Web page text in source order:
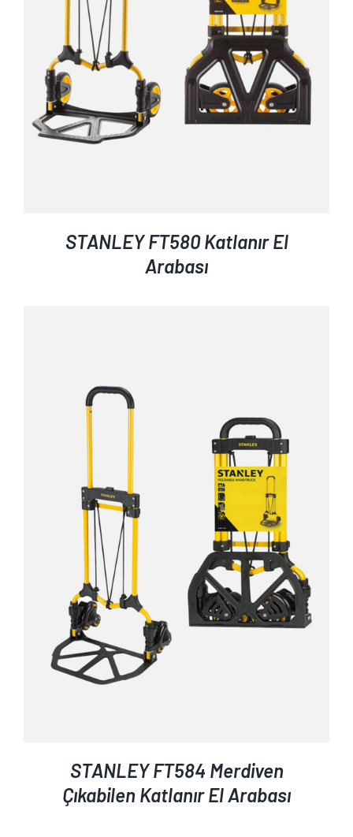
STANLEY FT580 Katlanır El
Arabası
STANLEY FT584 Merdiven
Çıkabilen Katlanır El Arabası